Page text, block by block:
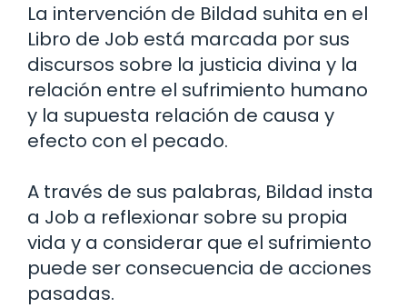
La intervención de Bildad suhita en el
Libro de Job está marcada por sus
discursos sobre la justicia divina y la
relación entre el sufrimiento humano
y la supuesta relación de causa y
efecto con el pecado.
A través de sus palabras, Bildad insta
a Job a reflexionar sobre su propia
vida y a considerar que el sufrimiento
puede ser consecuencia de acciones
pasadas.